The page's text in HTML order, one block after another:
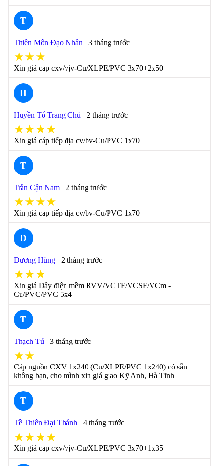
T
Thiên Môn Đạo Nhân 3 tháng trước
★★★
Xin giá cáp cxv/yjv-Cu/XLPE/PVC 3x70+2x50
H
Huyền Tố Trang Chủ 2 tháng trước
★★★★
Xin giá cáp tiếp địa cv/bv-Cu/PVC 1x70
T
Trần Cận Nam 2 tháng trước
★★★★
Xin giá cáp tiếp địa cv/bv-Cu/PVC 1x70
D
Dương Hùng 2 tháng trước
★★★
Xin giá Dây điện mềm RVV/VCTF/VCSF/VCm -
Cu/PVC/PVC 5x4
T
Thạch Tú 3 tháng trước
★★
Cáp nguồn CXV 1x240 (Cu/XLPE/PVC 1x240) có sẵn
không bạn, cho mình xin giá giao Kỹ Anh, Hà Tĩnh
T
Tề Thiên Đại Thánh 4 tháng trước
★★★★
Xin giá cáp cxv/yjv-Cu/XLPE/PVC 3x70+1x35